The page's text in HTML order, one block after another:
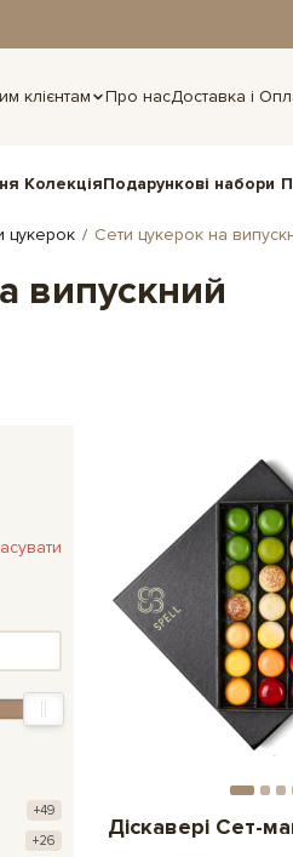
клієнтам Про насДоставка і
КолекціяПодарункові набори
цукерок Сети цукерок на
випускний
+49
+26
Діскавері Сет-